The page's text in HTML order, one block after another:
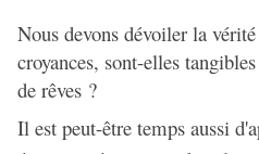
Nous devons dévoiler la
croyances, sont-elles
de rêves ?
Il est peut-être temps aussi